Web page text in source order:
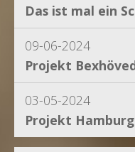
Das ist mal ein
09-06-2024
Projekt
03-05-2024
Projekt Hamburg